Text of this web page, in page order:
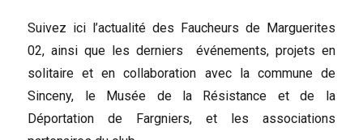
Suivez ici l’actualité des Faucheurs de Marguerites
02, ainsi que les derniers événements, projets en
solitaire et en collaboration avec la commune de
Sinceny, le Musée de la Résistance et de la
Déportation de Fargniers, et les associations